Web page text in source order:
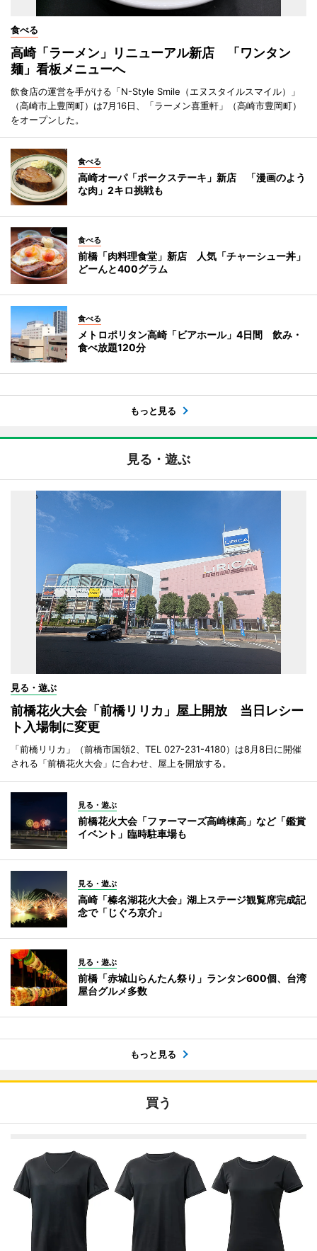
食べる
高崎「ラーメン」リニューアル新店 「ワンタン
麺」看板メニューへ
飲食店の運営を手がける「N-Style Smile（エヌスタイルスマイル）」
（高崎市上豊岡町）は7月16日、「ラーメン喜重軒」（高崎市豊岡町）
をオープンした。
食べる
高崎オーパ「ポークステーキ」新店 「漫画のよう
な肉」2キロ挑戦も
食べる
前橋「肉料理食堂」新店 人気「チャーシュー丼」
どーんと400グラム
食べる
メトロポリタン高崎「ビアホール」4日間 飲み・
食べ放題120分
もっと見る
見る・遊ぶ
見る・遊ぶ
前橋花火大会「前橋リリカ」屋上開放 当日レシー
ト入場制に変更
「前橋リリカ」（前橋市国領2、TEL 027-231-4180）は8月8日に開催
される「前橋花火大会」に合わせ、屋上を開放する。
見る・遊ぶ
前橋花火大会「ファーマーズ高崎棟高」など「鑑賞
イベント」臨時駐車場も
見る・遊ぶ
高崎「榛名湖花火大会」湖上ステージ観覧席完成記
念で「じぐろ京介」
見る・遊ぶ
前橋「赤城山らんたん祭り」ランタン600個、台湾
屋台グルメ多数
もっと見る
買う